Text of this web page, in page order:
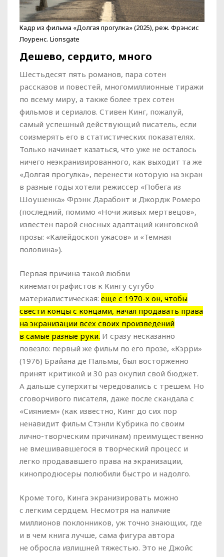
Кадр из фильма «Долгая прогулка» (2025), реж. Фрэнсис
Лоуренс. Lionsgate
Дешево, сердито, много
Шестьдесят пять романов, пара сотен
рассказов и повестей, многомиллионные тиражи
по всему миру, а также более трех сотен
фильмов и сериалов. Стивен Кинг, пожалуй,
самый успешный действующий писатель, если
соизмерять его в статистических показателях.
Только начинает казаться, что уже не осталось
ничего неэкранизированного, как выходит та же
«Долгая прогулка», перенести которую на экран
в разные годы хотели режиссер «Побега из
Шоушенка» Фрэнк Дарабонт и Джордж Ромеро
(последний, помимо «Ночи живых мертвецов»,
известен парой сносных адаптаций кинговской
прозы: «Калейдоскоп ужасов» и «Темная
половина»).
Первая причина такой любви
кинематографистов к Кингу сугубо
материалистическая: еще с 1970-х он, чтобы
свести концы с концами, начал продавать права
на экранизации всех своих произведений
в самые разные руки. И сразу несказанно
повезло: первый же фильм по его прозе, «Кэрри»
(1976) Брайана де Пальмы, был восторженно
принят критикой и 30 раз окупил свой бюджет.
А дальше суперхиты чередовались с трешем. Но
сговорчивого писателя, даже после скандала с
«Сиянием» (как известно, Кинг до сих пор
ненавидит фильм Стэнли Кубрика по своим
лично-творческим причинам) преимущественно
не вмешивавшегося в творческий процесс и
легко продававшего права на экранизации,
кинопродюсеры полюбили быстро и надолго.
Кроме того, Кинга экранизировать можно
с легким сердцем. Несмотря на наличие
миллионов поклонников, уж точно знающих, где
и в чем книга лучше, сама фигура автора
не обросла излишней тяжестью. Это не Джойс